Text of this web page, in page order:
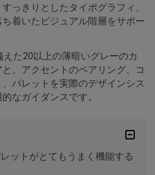
っきりとしたタイポグラフィ、
着いたビジュアル階層をサポー
た20以上の薄暗いグレーのカ
、アクセントのペアリング、コ
パレットを実際のデザインシス
なガイダンスです。
ットがとてもうまく機能する